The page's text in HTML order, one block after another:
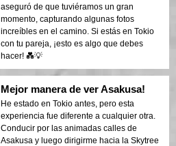
aseguró de que tuviéramos un gran
momento, capturando algunas fotos
increíbles en el camino. Si estás en Tokio
con tu pareja, ¡esto es algo que debes
hacer! 💑💡
Mejor manera de ver Asakusa!
He estado en Tokio antes, pero esta
experiencia fue diferente a cualquier otra.
Conducir por las animadas calles de
Asakusa y luego dirigirme hacia la Skytree